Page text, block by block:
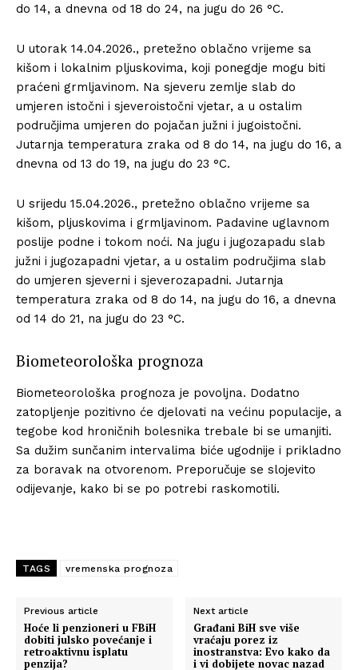
do 14, a dnevna od 18 do 24, na jugu do 26 °C.
U utorak 14.04.2026., pretežno oblačno vrijeme sa
kišom i lokalnim pljuskovima, koji ponegdje mogu biti
praćeni grmljavinom. Na sjeveru zemlje slab do
umjeren istočni i sjeveroistočni vjetar, a u ostalim
područjima umjeren do pojačan južni i jugoistočni.
Jutarnja temperatura zraka od 8 do 14, na jugu do 16, a
dnevna od 13 do 19, na jugu do 23 °C.
U srijedu 15.04.2026., pretežno oblačno vrijeme sa
kišom, pljuskovima i grmljavinom. Padavine uglavnom
poslije podne i tokom noći. Na jugu i jugozapadu slab
južni i jugozapadni vjetar, a u ostalim područjima slab
do umjeren sjeverni i sjeverozapadni. Jutarnja
temperatura zraka od 8 do 14, na jugu do 16, a dnevna
od 14 do 21, na jugu do 23 °C.
Biometeorološka prognoza
Biometeorološka prognoza je povoljna. Dodatno
zatopljenje pozitivno će djelovati na većinu populacije, a
tegobe kod hroničnih bolesnika trebale bi se umanjiti.
Sa dužim sunčanim intervalima biće ugodnije i prikladno
za boravak na otvorenom. Preporučuje se slojevito
odijevanje, kako bi se po potrebi raskomotili.
TAGS vremenska prognoza
Previous article
Hoće li penzioneri u FBiH
dobiti julsko povećanje i
retroaktivnu isplatu
penzija?
Next article
Građani BiH sve više
vraćaju porez iz
inostranstva: Evo kako da
i vi dobijete novac nazad